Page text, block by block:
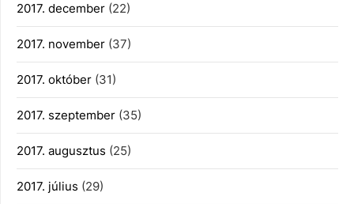
2017. december (22)
2017. november (37)
2017. október (31)
2017. szeptember (35)
2017. augusztus (25)
2017. július (29)